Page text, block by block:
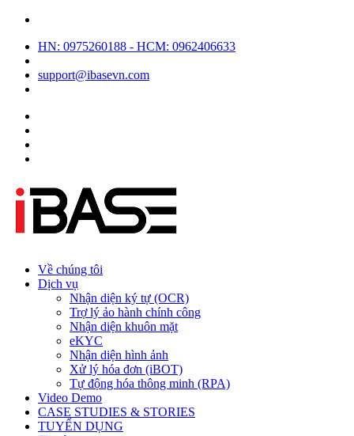
HN: 0975260188 - HCM: 0962406633
support@ibasevn.com
Về chúng tôi
Dịch vụ
Nhận diện ký tự (OCR)
Trợ lý ảo hành chính công
Nhận diện khuôn mặt
eKYC
Nhận diện hình ảnh
Xử lý hóa đơn (iBOT)
Tự động hóa thông minh (RPA)
Video Demo
CASE STUDIES & STORIES
TUYỂN DỤNG